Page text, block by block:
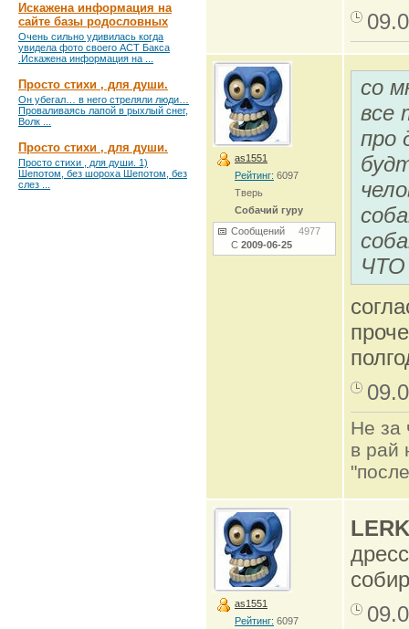
Искажена информация на
сайте базы родословных
Очень сильно удивилась когда
увидела фото своего АСТ Бакса
.Искажена информация на ...
Просто стихи , для души.
Он убегал… в него стреляли люди…
Проваливаясь лапой в рыхлый снег,
Волк ...
Просто стихи , для души.
Просто стихи , для души. 1)
Шепотом, без шороха Шепотом, без
слез ...
as1551
Рейтинг: 6097
Тверь
Собачий гуру
Сообщений 4977
С 2009-06-25
со
все
про
Не за
в рай
as1551
Рейтинг: 6097